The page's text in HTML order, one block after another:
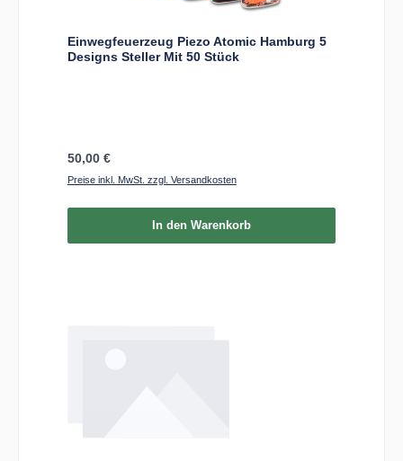
Einwegfeuerzeug Piezo Atomic Hamburg 5
Designs Steller Mit 50 Stück
Regulärer Preis:
50,00 €
Preise inkl. MwSt. zzgl. Versandkosten
In den Warenkorb